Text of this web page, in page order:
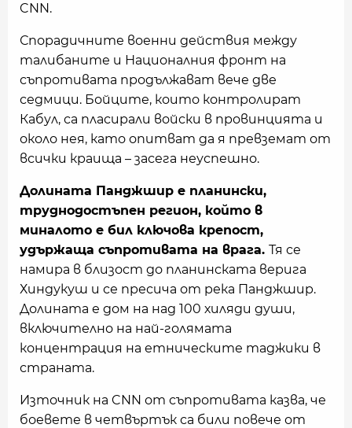
CNN.
Спорадичните военни действия между
талибаните и Националния фронт на
съпротивата продължават вече две
седмици. Бойците, които контролират
Кабул, са пласирали войски в провинцията и
около нея, като опитват да я превземат от
всички краища – засега неуспешно.
Долината Панджшир е планински,
труднодостъпен регион, който в
миналото е бил ключова крепост,
удържаща съпротивата на врага. Тя се
намира в близост до планинската верига
Хиндукуш и се пресича от река Панджшир.
Долината е дом на над 100 хиляди души,
включително на най-голямата
концентрация на етническите таджики в
страната.
Източник на CNN от съпротивата казва, че
боевете в четвъртък са били повече от